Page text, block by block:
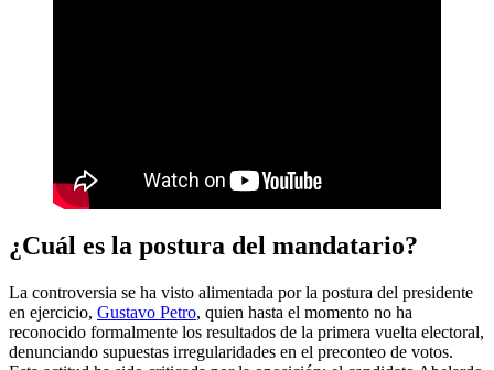
¿Cuál es la postura del mandatario?
La controversia se ha visto alimentada por la postura del presidente
en ejercicio, Gustavo Petro, quien hasta el momento no ha
reconocido formalmente los resultados de la primera vuelta electoral,
denunciando supuestas irregularidades en el preconteo de votos.